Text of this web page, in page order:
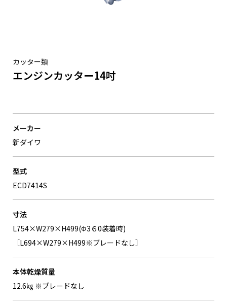
カッター類
エンジンカッター14吋
メーカー
新ダイワ
型式
ECD7414S
寸法
L754×W279×H499(Φ3６0装着時)
［L694×W279×H499※ブレードなし］
本体乾燥質量
12.6㎏ ※ブレードなし